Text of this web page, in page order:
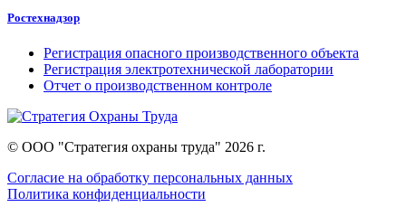
Ростехнадзор
Регистрация опасного производственного объекта
Регистрация электротехнической лаборатории
Отчет о производственном контроле
© ООО "Стратегия охраны труда" 2026 г.
Согласие на обработку персональных данных
Политика конфиденциальности